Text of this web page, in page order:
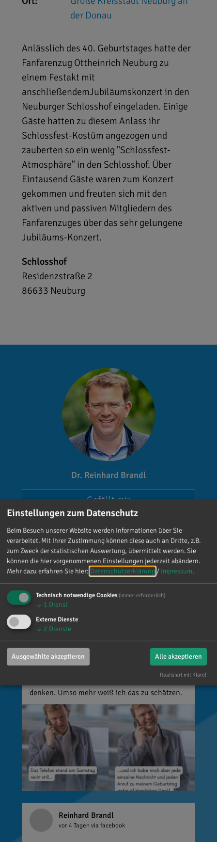
der Donau
Anlässlich des 40. Geburtstages hatte der
Fanfarenzug Ottheinrich Neuburg zu
einem Festakt mit
anschließendemJubiläumskonzert in den
Neuburger Schlosshof eingeladen. Einige
Gäste hatten zu diesem Anlass ihr
Schlossfest-Kostüm angezogen und
zauberten so ein wenig "Schlossfest-
Atmosphäre" in den Schlosshof. Über
Eintausend Gäste waren zum Konzert
gekommen und freuten sich mit den
aktiven und passiven Mitgliedern des
Fanfarenzuges über das sehr gelungene
Jubiläums-Konzert.
Schlosshof
Residenzstraße 2
86633 Neuburg
Dr. Reinhard Brandl
Gefällt mir
Reinhard Brandl
„Danke!“ 😊 Vielen Dank für die zahlreichen
Glückwünsche, Nachrichten, Anrufe und die
vielen lieben Worte. Ich habe mich wirklich
über jede einzelne Aufmerksamkeit gefreut. Es
denken. Umso mehr weiß ich das zu schätzen.
Reinhard Brandl
vor 4 Tagen via facebook
Einstellungen zum Datenschutz
Beim Besuch unserer Website werden Informationen über Sie
verarbeitet. Mit Ihrer Zustimmung können diese auch an Dritte, z.B.
zum Zweck der statistischen Auswertung, übermittelt werden. Sie
können die hier vorgenommenen Einstellungen jederzeit abändern.
Mehr dazu erfahren Sie hier: Datenschutzerklärung / Impressum.
Technisch notwendige Cookies (immer erforderlich)
↓ 1 Dienst
Externe Dienste
↓ 2 Dienste
Ausgewählte akzeptieren Alle akzeptieren
Realisiert mit Klaro!